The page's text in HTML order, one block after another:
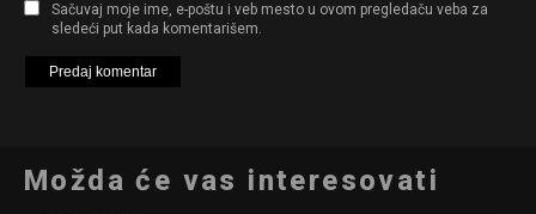
Sačuvaj moje ime, e-poštu i veb mesto u ovom pregledaču veba za
sledeći put kada komentarišem.
Možda će vas interesovati